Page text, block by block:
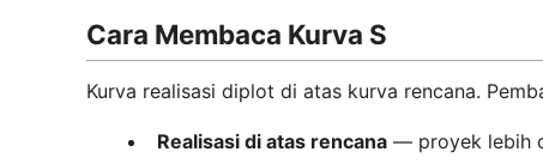
Cara Membaca Kurva S
Kurva realisasi diplot di atas kurva rencana.
Realisasi di atas rencana— proyek lebih